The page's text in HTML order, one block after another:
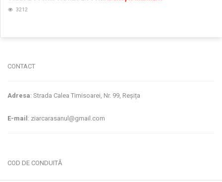
3212
CONTACT
Adresa: Strada Calea Timisoarei, Nr. 99, Reșița
E-mail: ziarcarasanul@gmail.com
COD DE CONDUITĂ